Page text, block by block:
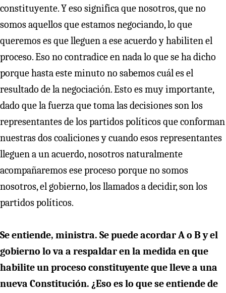
constituyente. Y eso significa que nosotros, que no
somos aquellos que estamos negociando, lo que
queremos es que lleguen a ese acuerdo y habiliten el
proceso. Eso no contradice en nada lo que se ha dicho
porque hasta este minuto no sabemos cuál es el
resultado de la negociación. Esto es muy importante,
dado que la fuerza que toma las decisiones son los
representantes de los partidos políticos que conforman
nuestras dos coaliciones y cuando esos representantes
lleguen a un acuerdo, nosotros naturalmente
acompañaremos ese proceso porque no somos
nosotros, el gobierno, los llamados a decidir, son los
partidos políticos.
Se entiende, ministra. Se puede acordar A o B y el
gobierno lo va a respaldar en la medida en que
habilite un proceso constituyente que lleve a una
nueva Constitución. ¿Eso es lo que se entiende de